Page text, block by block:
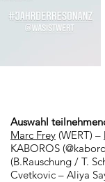
Auswahl
Marc Frey (WERT) –
KABOROS (
(B.Rauschung / T.
Cvetkovic – Aliya